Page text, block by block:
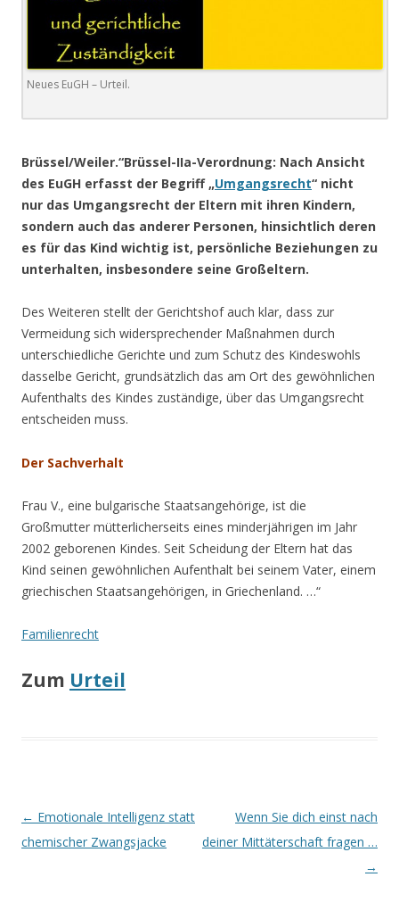
Neues EuGH – Urteil.
Brüssel/Weiler.“Brüssel-IIa-Verordnung: Nach Ansicht
des EuGH erfasst der Begriff „Umgangsrecht“ nicht
nur das Umgangsrecht der Eltern mit ihren Kindern,
sondern auch das anderer Personen, hinsichtlich deren
es für das Kind wichtig ist, persönliche Beziehungen zu
unterhalten, insbesondere seine Großeltern.
Des Weiteren stellt der Gerichtshof auch klar, dass zur
Vermeidung sich widersprechender Maßnahmen durch
unterschiedliche Gerichte und zum Schutz des Kindeswohls
dasselbe Gericht, grundsätzlich das am Ort des gewöhnlichen
Aufenthalts des Kindes zuständige, über das Umgangsrecht
entscheiden muss.
Der Sachverhalt
Frau V., eine bulgarische Staatsangehörige, ist die
Großmutter mütterlicherseits eines minderjährigen im Jahr
2002 geborenen Kindes. Seit Scheidung der Eltern hat das
Kind seinen gewöhnlichen Aufenthalt bei seinem Vater, einem
griechischen Staatsangehörigen, in Griechenland. …“
Familienrecht
Zum Urteil
Beitrags-
Navigation
← Emotionale Intelligenz statt
chemischer Zwangsjacke
Wenn Sie dich einst nach
deiner Mittäterschaft fragen …
→